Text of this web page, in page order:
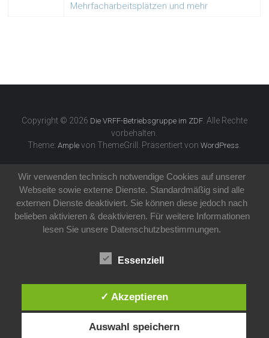
Mehrfacharbeitsplätzen und mehr
Copyright © 2026 Die VRFF-Betriebsgruppe im ZDF. Alle Rechte
vorbehalten.
Theme:Ample von ThemeGrill. Präsentiert vonWordPress
Wir verwenden technisch notwendige Cookies auf unserer
Webseite sowie externe Dienste. Standardmäßig sind alle
externen Dienste deaktiviert. Sie können diese jedoch nach
belieben aktivieren & deaktivieren. Für weitere Informationen
lesen Sie unsere Datenschutzbestimmungen.
Essenziell
✓ Akzeptieren
Auswahl speichern